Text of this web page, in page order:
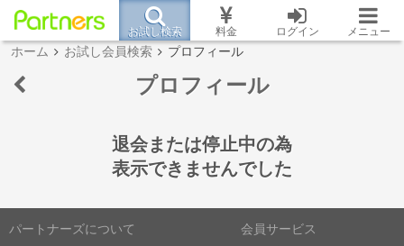
お試し検索 料金 ログイン メニュー
ホーム お試し会員検索 プロフィール
プロフィール
退会または停止中の為
表示できませんでした
パートナーズについて
会員サービス